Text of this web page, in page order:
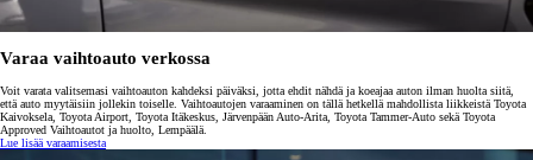
Varaa vaihtoauto verkossa
Voit varata valitsemasi vaihtoauton kahdeksi päiväksi, jotta ehdit nähdä ja koeajaa auton ilman huolta siitä,
että auto myytäisiin jollekin toiselle. Vaihtoautojen varaaminen on tällä hetkellä mahdollista liikkeistä Toyota
Kaivoksela, Toyota Airport, Toyota Itäkeskus, Järvenpään Auto-Arita, Toyota Tammer-Auto sekä Toyota
Approved Vaihtoautot ja huolto, Lempäälä.
Lue lisää varaamisesta